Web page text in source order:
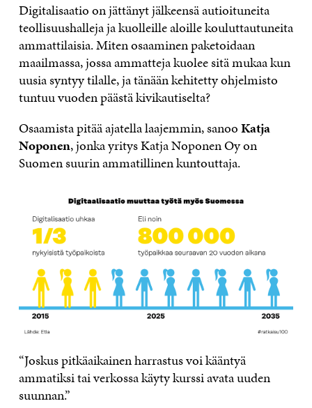
Digitalisaatio on jättänyt jälkeensä autioituneita
teollisuushalleja ja kuolleille aloille kouluttautuneita
ammattilaisia. Miten osaaminen paketoidaan
maailmassa, jossa ammatteja kuolee sitä mukaa kun
uusia syntyy tilalle, ja tänään kehitetty ohjelmisto
tuntuu vuoden päästä kivikautiselta?
Osaamista pitää ajatella laajemmin, sanooKatja
Noponen, jonka yritys Katja Noponen Oy on
Suomen suurin ammatillinen kuntouttaja.
“Joskus pitkäaikainen harrastus voi kääntyä
ammatiksi tai verkossa käyty kurssi avata uuden
suunnan.”